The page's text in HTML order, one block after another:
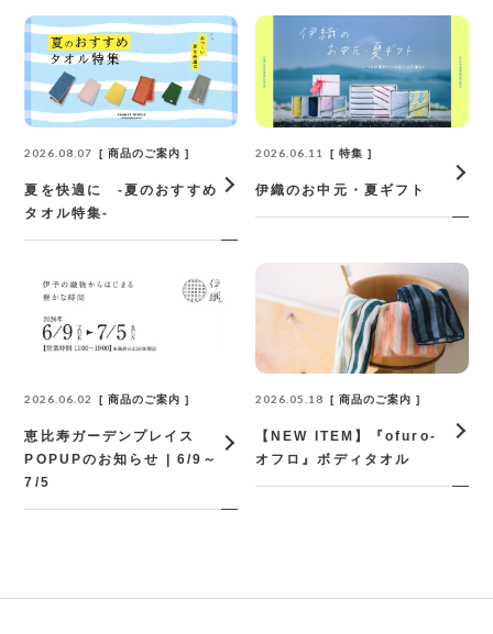
2026.08.07 商品のご案内
夏を快適に -夏のおすすめ
タオル特集-
2026.06.11 特集
伊織のお中元・夏ギフト
2026.06.02 商品のご案内
恵比寿ガーデンプレイス
POPUPのお知らせ | 6/9～
7/5
2026.05.18 商品のご案内
【NEW ITEM】『ofuro-
オフロ』ボディタオル